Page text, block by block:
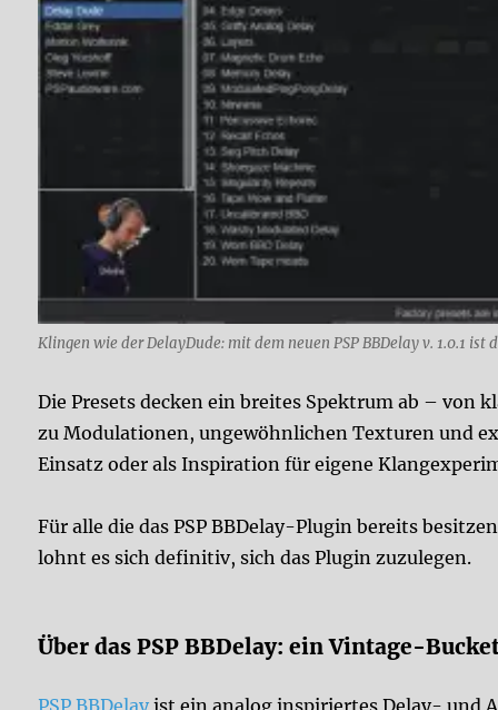
Klingen wie der DelayDude: mit dem neuen PSP BBDelay v. 1.0.1 ist
Die Presets decken ein breites Spektrum ab – von
zu Modulationen, ungewöhnlichen Texturen und
Einsatz oder als Inspiration für eigene
Für alle die das PSP BBDelay-Plugin bereits
lohnt es sich definitiv, sich das Plugin zuzulegen.
Über das PSP BBDelay: ein Vintage-